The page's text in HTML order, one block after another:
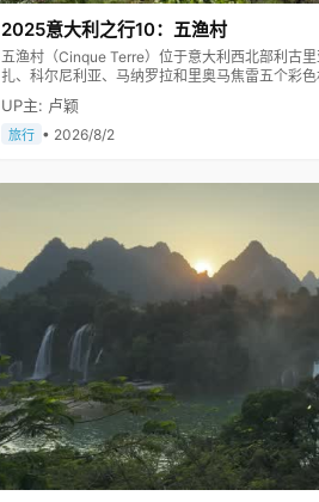
2025意大利之行10：五渔村
五渔村（Cinque Terre）位于意大利西北部利古
扎、科尔尼利亚、马纳罗拉和里奥马焦雷五个彩
色彩斑斓，1997年被列为世界文化遗产。
UP主: 卢颖
旅行 • 2026/8/2